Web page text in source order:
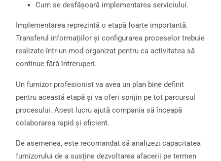
Cum se desfășoară implementarea serviciului.
Implementarea reprezintă o etapă foarte importantă.
Transferul informațiilor și configurarea proceselor trebuie
realizate într-un mod organizat pentru ca activitatea să
continue fără întreruperi.
Un furnizor profesionist va avea un plan bine definit
pentru această etapă și va oferi sprijin pe tot parcursul
procesului. Acest lucru ajută compania să înceapă
colaborarea rapid și eficient.
De asemenea, este recomandat să analizezi capacitatea
furnizorului de a susține dezvoltarea afacerii pe termen